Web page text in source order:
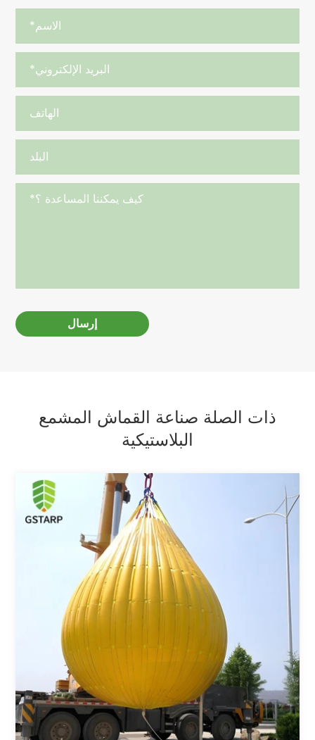
إرسال
ذات الصلة صناعة القماش المشمع
البلاستيكية